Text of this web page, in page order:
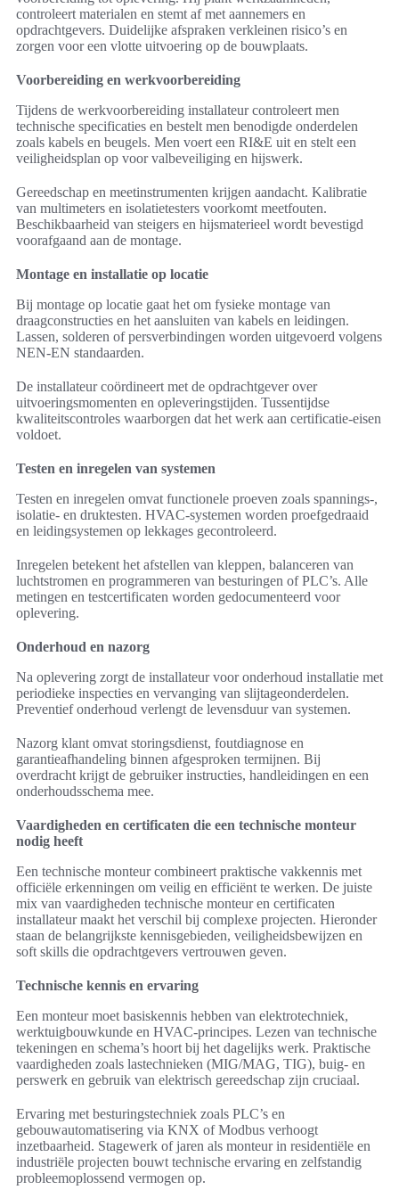
controleert materialen en stemt af met aannemers en
opdrachtgevers. Duidelijke afspraken verkleinen risico’s en
zorgen voor een vlotte uitvoering op de bouwplaats.
Voorbereiding en werkvoorbereiding
Tijdens de werkvoorbereiding installateur controleert men
technische specificaties en bestelt men benodigde onderdelen
zoals kabels en beugels. Men voert een RI&E uit en stelt een
veiligheidsplan op voor valbeveiliging en hijswerk.
Gereedschap en meetinstrumenten krijgen aandacht. Kalibratie
van multimeters en isolatietesters voorkomt meetfouten.
Beschikbaarheid van steigers en hijsmaterieel wordt bevestigd
voorafgaand aan de montage.
Montage en installatie op locatie
Bij montage op locatie gaat het om fysieke montage van
draagconstructies en het aansluiten van kabels en leidingen.
Lassen, solderen of persverbindingen worden uitgevoerd volgens
NEN-EN standaarden.
De installateur coördineert met de opdrachtgever over
uitvoeringsmomenten en opleveringstijden. Tussentijdse
kwaliteitscontroles waarborgen dat het werk aan certificatie-eisen
voldoet.
Testen en inregelen van systemen
Testen en inregelen omvat functionele proeven zoals spannings-,
isolatie- en druktesten. HVAC-systemen worden proefgedraaid
en leidingsystemen op lekkages gecontroleerd.
Inregelen betekent het afstellen van kleppen, balanceren van
luchtstromen en programmeren van besturingen of PLC’s. Alle
metingen en testcertificaten worden gedocumenteerd voor
oplevering.
Onderhoud en nazorg
Na oplevering zorgt de installateur voor onderhoud installatie met
periodieke inspecties en vervanging van slijtageonderdelen.
Preventief onderhoud verlengt de levensduur van systemen.
Nazorg klant omvat storingsdienst, foutdiagnose en
garantieafhandeling binnen afgesproken termijnen. Bij
overdracht krijgt de gebruiker instructies, handleidingen en een
onderhoudsschema mee.
Vaardigheden en certificaten die een technische monteur
nodig heeft
Een technische monteur combineert praktische vakkennis met
officiële erkenningen om veilig en efficiënt te werken. De juiste
mix van vaardigheden technische monteur en certificaten
installateur maakt het verschil bij complexe projecten. Hieronder
staan de belangrijkste kennisgebieden, veiligheidsbewijzen en
soft skills die opdrachtgevers vertrouwen geven.
Technische kennis en ervaring
Een monteur moet basiskennis hebben van elektrotechniek,
werktuigbouwkunde en HVAC-principes. Lezen van technische
tekeningen en schema’s hoort bij het dagelijks werk. Praktische
vaardigheden zoals lastechnieken (MIG/MAG, TIG), buig- en
perswerk en gebruik van elektrisch gereedschap zijn cruciaal.
Ervaring met besturingstechniek zoals PLC’s en
gebouwautomatisering via KNX of Modbus verhoogt
inzetbaarheid. Stagewerk of jaren als monteur in residentiële en
industriële projecten bouwt technische ervaring en zelfstandig
probleemoplossend vermogen op.